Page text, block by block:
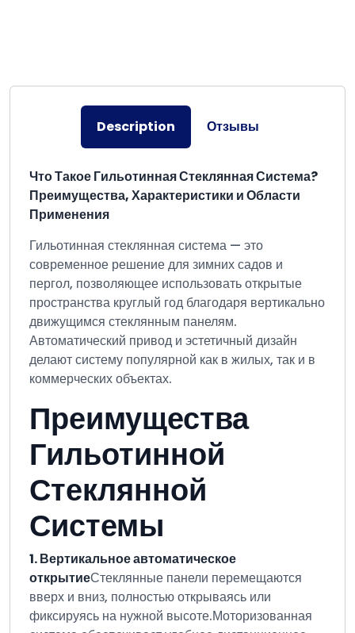
Description Отзывы
Что Такое Гильотинная Стеклянная Система?
Преимущества, Характеристики и Области
Применения
Гильотинная стеклянная система — это
современное решение для зимних садов и
пергол, позволяющее использовать открытые
пространства круглый год благодаря вертикально
движущимся стеклянным панелям.
Автоматический привод и эстетичный дизайн
делают систему популярной как в жилых, так и в
коммерческих объектах.
Преимущества
Гильотинной
Стеклянной
Системы
1. Вертикальное автоматическое
открытиеСтеклянные панели перемещаются
вверх и вниз, полностью открываясь или
фиксируясь на нужной высоте.Моторизованная